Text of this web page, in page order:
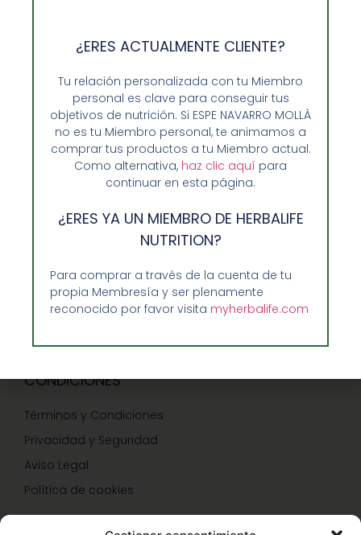
Opiniones de Clientes
Sobre Nosotros y Herbalife
Ventajas de Comprar en Enformaherbal.com
Teléfono/whatsapp: 686 27 55 23
Contáctenos
CONDICIONES
Términos y Condiciones
Privacidad y Seguridad
Aviso Legal
Política de cookies
¿ERES ACTUALMENTE CLIENTE?
Tu relación personalizada con tu Miembro
personal es clave para conseguir tus
objetivos de nutrición. Si ESPE NAVARRO MOLLÀ
no es tu Miembro personal, te animamos a
comprar tus productos a tu Miembro actual.
Como alternativa, haz clic aquí para
continuar en esta página.
¿ERES YA UN MIEMBRO DE HERBALIFE
NUTRITION?
Para comprar a través de la cuenta de tu
propia Membresía y ser plenamente
reconocido por favor visita myherbalife.com